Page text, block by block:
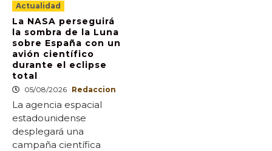
Actualidad
La NASA perseguirá
la sombra de la Luna
sobre España con un
avión científico
durante el eclipse
total
05/08/2026 Redaccion
La agencia espacial
estadounidense
desplegará una
campaña científica